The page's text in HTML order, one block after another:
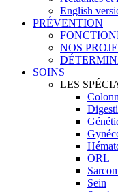
English
PRÉVENTION
NOS
SOINS
LES
ORL
Sein